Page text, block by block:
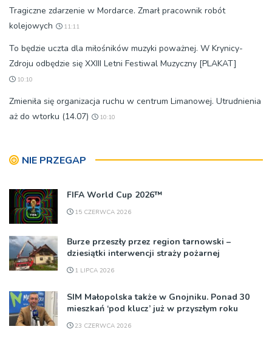
Tragiczne zdarzenie w Mordarce. Zmarł pracownik robót
kolejowych
11:11
To będzie uczta dla miłośników muzyki poważnej. W Krynicy-
Zdroju odbędzie się XXIII Letni Festiwal Muzyczny [PLAKAT]
10:10
Zmieniła się organizacja ruchu w centrum Limanowej. Utrudnienia
aż do wtorku (14.07)
10:10
NIE PRZEGAP
FIFA World Cup 2026™
15 CZERWCA 2026
Burze przeszły przez region tarnowski –
dziesiątki interwencji straży pożarnej
1 LIPCA 2026
SIM Małopolska także w Gnojniku. Ponad 30
mieszkań ‘pod klucz’ już w przyszłym roku
23 CZERWCA 2026